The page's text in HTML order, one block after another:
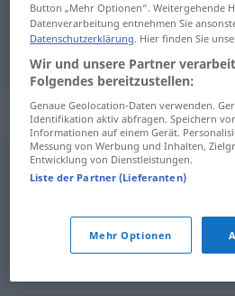
vicinanzefpl Umkreis
Synonyme für
Gebiet,Umfeld,Großraum
Nachbarschaft,
Button „Mehr Optionen“. Weitergehende
Datenverarbeitung entnehmen Sie
Datenschutzerklärung. Hier finden Sie
Wir und unsere Partner
Folgendes bereitzustellen:
Genaue Geolocation-Daten verwenden.
Identifikation aktiv abfragen. Speichern
Informationen auf einem Gerät.
Messung von Werbung und Inhalten,
Entwicklung von Dienstleistungen.
Liste der Partner (Lieferanten)
Mehr Optionen